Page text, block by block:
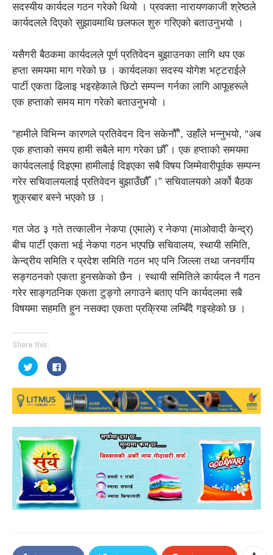
सदस्यीय कार्यदल गठन गरेकोे थियो । प्रवक्ता नारायणकाजी श्रेष्ठले
कार्यदलले दिएको सुझावमाथि छलफल शुरु गरिएको बताउनुभयो ।
यसैगरी बैठकमा कार्यदलले पूर्ण प्रतिवेदन बुझाउनका लागि थप एक
हप्ता समयमा माग गरेको छ । कार्यदलका सदस्य योगेश भट्टराईले
पार्टी एकता ढिलाइ भइरहेकाले छिटो सम्पन्न गर्नका लागि आफूहरूले
एक हप्ताको समय माग गरेको बताउनुभयो ।
“हामीले विभिन्न कारणले प्रतिवेदन दिन सकेनौँ”, उहाँले भन्नुभयो, “अब
एक हप्ताको समय हामी सबैले माग गरेका छौँ । एक हप्ताको समयमा
कार्यदललाई दिइएमा हामीलाई दिइएका सबै विषय जिम्मेवारीपूर्वक सम्पन्न
गरेर सचिवालयलाई प्रतिवेदन बुझाउँछौँ ।” सचिवालयको अर्को बैठक
शुक्रबार बस्ने भएको छ ।
गत जेठ ३ गते तत्कालीन नेकपा (एमाले) र नेकपा (माओवादी केन्द्र)
बीच पार्टी एकता भई नेकपा गठन भएपछि सचिवालय, स्थायी समिति,
केन्द्रीय समिति र प्रदेश समिति गठन भए पनि जिल्ला तथा जनवर्गीय
सङ्गठनको एकता हुनसकेको छैन । स्थायी समितिले कार्यदल नै गठन
गरेर साङ्गठनिक एकता टुङ्गो लगाउने बताए पनि कार्यदलमा सबै
विषयमा सहमति हुन नसक्दा एकता प्रक्रिया लम्बिँदै गइरहेको छ ।
Share this:
Click
to
share
on
(Opens
in
new
Click
to
on
Facebook
(Opens
in
new